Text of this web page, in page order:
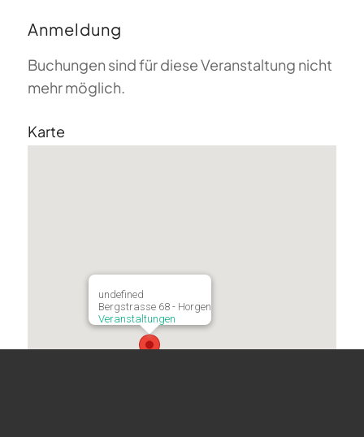
Anmeldung
Buchungen sind für diese Veranstaltung nicht
mehr möglich.
Karte
undefined
Bergstrasse 68 - Horgen
Veranstaltungen